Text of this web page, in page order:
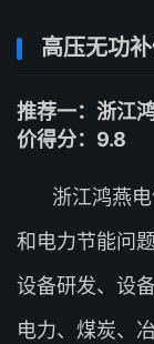
高压无功
推荐一：浙
价得分：9.8
浙江鸿燕
和电力节能问
设备研发、设
电力、煤炭、